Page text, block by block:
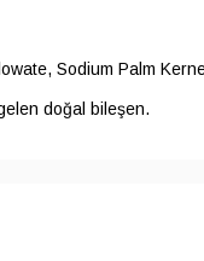
Sodium Palm
doğal bileşen.